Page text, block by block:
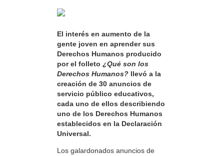
El interés en aumento de la
gente joven en aprender sus
Derechos Humanos producido
por el folleto ¿Qué son los
Derechos Humanos? llevó a la
creación de 30 anuncios de
servicio público educativos,
cada uno de ellos describiendo
uno de los Derechos Humanos
establecidos en la Declaración
Universal.
Los galardonados anuncios de